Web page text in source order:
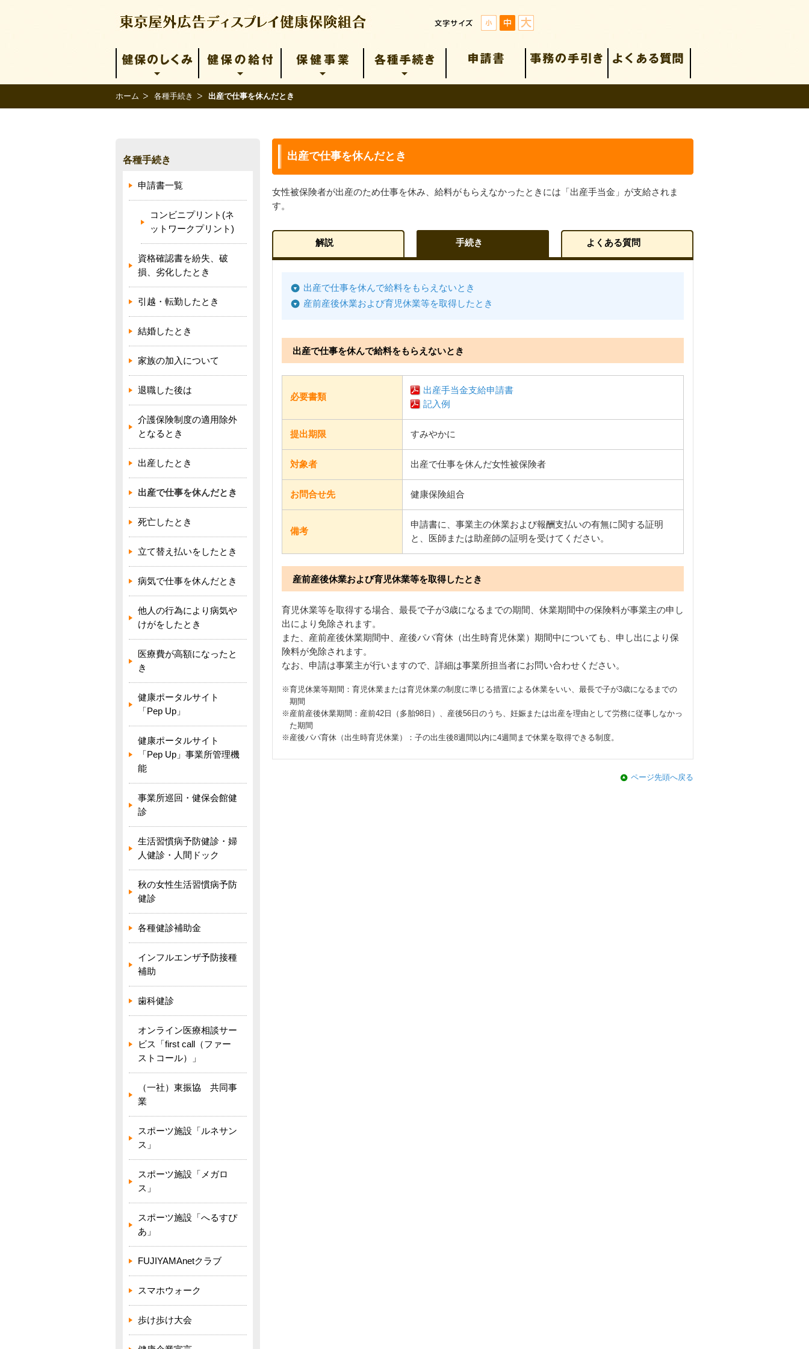
ホーム 各種手続き 出産で仕事を休んだとき
出産で仕事を休んだとき
女性被保険者が出産のため仕事を休み、給料がもらえなかったときには「出産手当金」が支給されま
す。
解説 手続き よくある質問
出産で仕事を休んで給料をもらえないとき
産前産後休業および育児休業等を取得したとき
出産で仕事を休んで給料をもらえないとき
必要書類
出産手当金支給申請書
記入例
提出期限 すみやかに
対象者 出産で仕事を休んだ女性被保険者
お問合せ先 健康保険組合
備考
申請書に、事業主の休業および報酬支払いの有無に関する証明
と、医師または助産師の証明を受けてください。
産前産後休業および育児休業等を取得したとき
育児休業等を取得する場合、最長で子が3歳になるまでの期間、休業期間中の保険料が事業主の申し
出により免除されます。
また、産前産後休業期間中、産後パパ育休（出生時育児休業）期間中についても、申し出により保
険料が免除されます。
なお、申請は事業主が行いますので、詳細は事業所担当者にお問い合わせください。
※育児休業等期間：育児休業または育児休業の制度に準じる措置による休業をいい、最長で子が3歳になるまでの
期間
※産前産後休業期間：産前42日（多胎98日）、産後56日のうち、妊娠または出産を理由として労務に従事しなかっ
た期間
※産後パパ育休（出生時育児休業）：子の出生後8週間以内に4週間まで休業を取得できる制度。
ページ先頭へ戻る
各種手続き
申請書一覧
コンビニプリント(ネ
ットワークプリント)
資格確認書を紛失、破
損、劣化したとき
引越・転勤したとき
結婚したとき
家族の加入について
退職した後は
介護保険制度の適用除外
となるとき
出産したとき
出産で仕事を休んだとき
死亡したとき
立て替え払いをしたとき
病気で仕事を休んだとき
他人の行為により病気や
けがをしたとき
医療費が高額になったと
き
健康ポータルサイト
「Pep Up」
健康ポータルサイト
「Pep Up」事業所管理機
能
事業所巡回・健保会館健
診
生活習慣病予防健診・婦
人健診・人間ドック
秋の女性生活習慣病予防
健診
各種健診補助金
インフルエンザ予防接種
補助
歯科健診
オンライン医療相談サー
ビス「first call（ファー
ストコール）」
（一社）東振協 共同事
業
スポーツ施設「ルネサン
ス」
スポーツ施設「メガロ
ス」
スポーツ施設「へるすぴ
あ」
FUJIYAMAnetクラブ
スマホウォーク
歩け歩け大会